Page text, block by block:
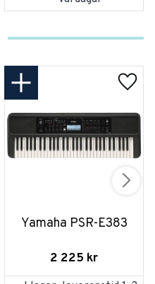
Yamaha PSR-E383
2 225 kr